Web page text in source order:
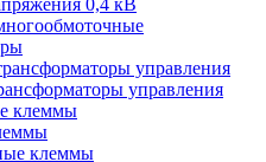
0,4 кВ
управления
управления
клеммы
клеммы